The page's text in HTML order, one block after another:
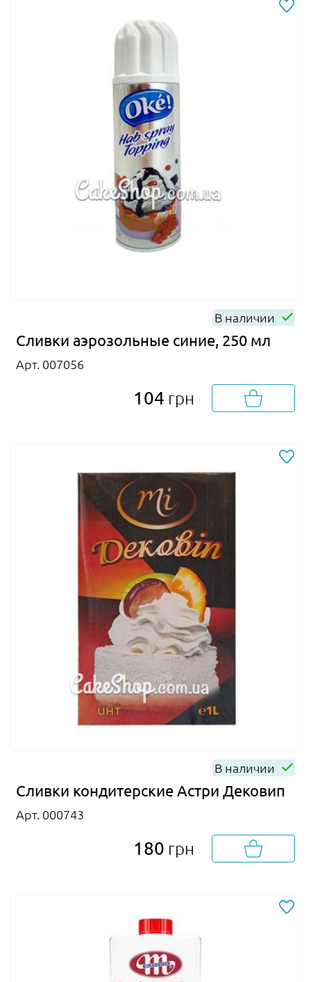
В наличии
Сливки аэрозольные синие, 250 мл
Арт. 007056
104 грн
В наличии
Сливки кондитерские Астри Дековип
Арт. 000743
180 грн